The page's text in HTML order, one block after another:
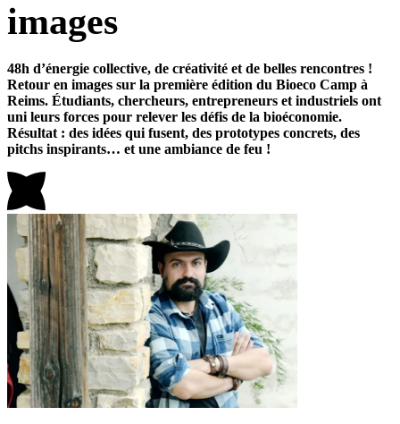
images
48h d’énergie collective, de créativité et de belles rencontres !
Retour en images sur la première édition du Bioeco Camp à
Reims. Étudiants, chercheurs, entrepreneurs et industriels ont
uni leurs forces pour relever les défis de la bioéconomie.
Résultat : des idées qui fusent, des prototypes concrets, des
pitchs inspirants… et une ambiance de feu !